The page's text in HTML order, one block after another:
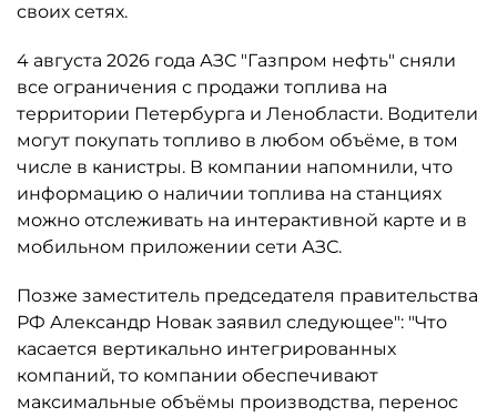
своих сетях.
4 августа 2026 года АЗС "Газпром нефть" сняли
все ограничения с продажи топлива на
территории Петербурга и Ленобласти. Водители
могут покупать топливо в любом объёме, в том
числе в канистры. В компании напомнили, что
информацию о наличии топлива на станциях
можно отслеживать на интерактивной карте и в
мобильном приложении сети АЗС.
Позже заместитель председателя правительства
РФ Александр Новак заявил следующее": "Что
касается вертикально интегрированных
компаний, то компании обеспечивают
максимальные объёмы производства, перенос